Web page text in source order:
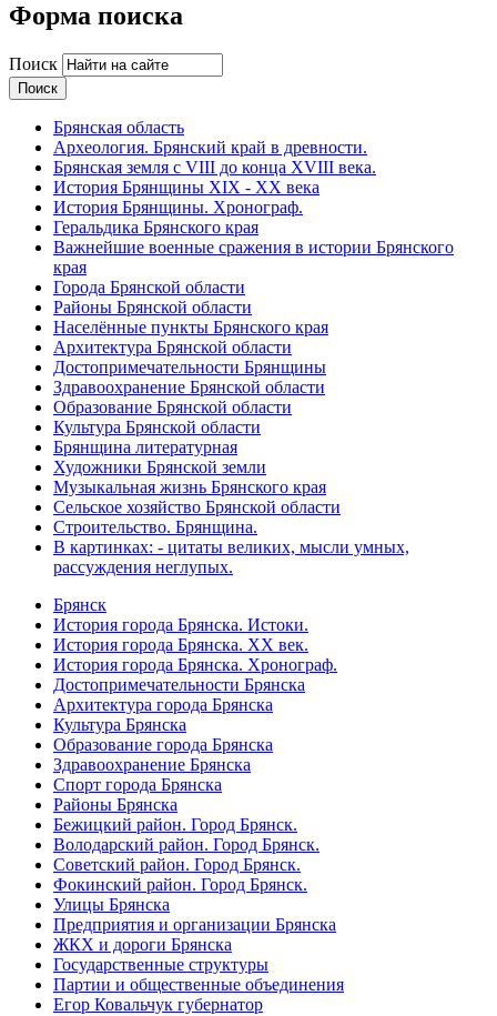
Форма поиска
Поиск
Брянская область
Археология. Брянский край в древности.
Брянская земля с VIII до конца XVIII века.
История Брянщины XIX - XX века
История Брянщины. Хронограф.
Геральдика Брянского края
Важнейшие военные сражения в истории Брянского
края
Города Брянской области
Районы Брянской области
Населённые пункты Брянского края
Архитектура Брянской области
Достопримечательности Брянщины
Здравоохранение Брянской области
Образование Брянской области
Культура Брянской области
Брянщина литературная
Художники Брянской земли
Музыкальная жизнь Брянского края
Сельское хозяйство Брянской области
Строительство. Брянщина.
В картинках: - цитаты великих, мысли умных,
рассуждения неглупых.
Брянск
История города Брянска. Истоки.
История города Брянска. XX век.
История города Брянска. Хронограф.
Достопримечательности Брянска
Архитектура города Брянска
Культура Брянска
Образование города Брянска
Здравоохранение Брянска
Спорт города Брянска
Районы Брянска
Бежицкий район. Город Брянск.
Володарский район. Город Брянск.
Советский район. Город Брянск.
Фокинский район. Город Брянск.
Улицы Брянска
Предприятия и организации Брянска
ЖКХ и дороги Брянска
Государственные структуры
Партии и общественные объединения
Егор Ковальчук губернатор